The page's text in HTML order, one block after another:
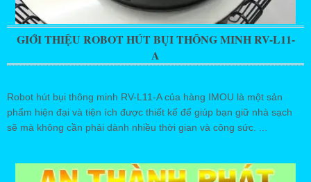
GIỚI THIỆU ROBOT HÚT BỤI THÔNG MINH RV-L11-
A
Robot hút bụi thông minh RV-L11-A của hàng IMOU là một sản
phẩm hiện đại và tiện ích được thiết kế để giúp bạn giữ nhà sạch
sẽ mà không cần phải dành nhiều thời gian và công sức. ...